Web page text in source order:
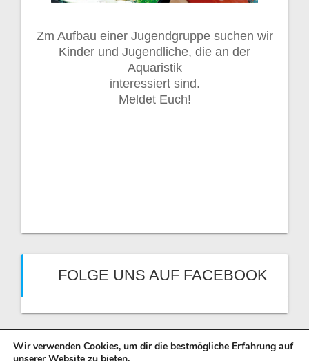
Zm Aufbau einer Jugendgruppe suchen wir
Kinder und Jugendliche, die an der
Aquaristik
interessiert sind.
Meldet Euch!
FOLGE UNS AUF FACEBOOK
Wir verwenden Cookies, um dir die bestmögliche Erfahrung auf